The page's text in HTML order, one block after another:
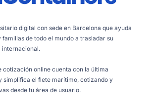
digital con sede en Barcelona que ayuda
familias de todo el mundo a trasladar su
internacional.
cotización online cuenta con la última
simplifica el flete marítimo, cotizando y
desde tu área de usuario.